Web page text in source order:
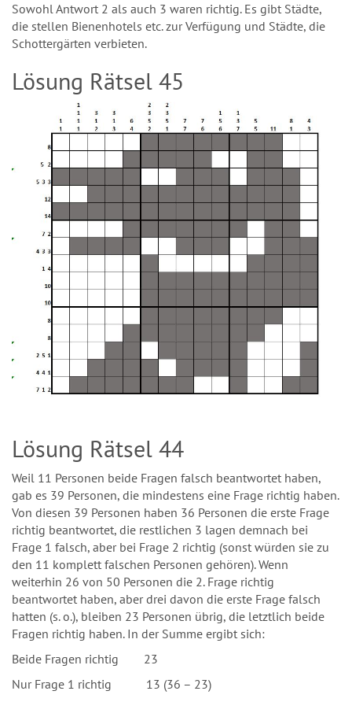
Sowohl Antwort 2 als auch 3 waren richtig. Es gibt Städte,
die stellen Bienenhotels etc. zur Verfügung und Städte, die
Schottergärten verbieten.
Lösung Rätsel 45
Lösung Rätsel 44
Weil 11 Personen beide Fragen falsch beantwortet haben,
gab es 39 Personen, die mindestens eine Frage richtig haben.
Von diesen 39 Personen haben 36 Personen die erste Frage
richtig beantwortet, die restlichen 3 lagen demnach bei
Frage 1 falsch, aber bei Frage 2 richtig (sonst würden sie zu
den 11 komplett falschen Personen gehören). Wenn
weiterhin 26 von 50 Personen die 2. Frage richtig
beantwortet haben, aber drei davon die erste Frage falsch
hatten (s. o.), bleiben 23 Personen übrig, die letztlich beide
Fragen richtig haben. In der Summe ergibt sich:
Beide Fragen richtig 23
Nur Frage 1 richtig 13 (36 – 23)